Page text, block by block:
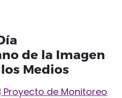
de la Imagen
Medios
Proyecto de Monitoreo